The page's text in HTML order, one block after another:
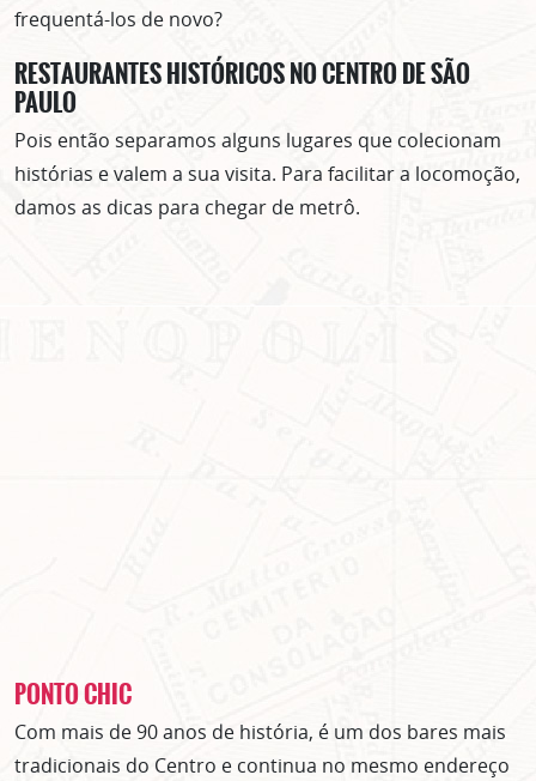
frequentá-los de novo?
RESTAURANTES HISTÓRICOS NO CENTRO DE SÃO
PAULO
Pois então separamos alguns lugares que colecionam
histórias e valem a sua visita. Para facilitar a locomoção,
damos as dicas para chegar de metrô.
PONTO CHIC
Com mais de 90 anos de história, é um dos bares mais
tradicionais do Centro e continua no mesmo endereço